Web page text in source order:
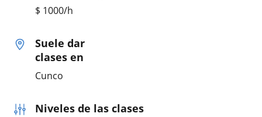
$ 1000/h
Suele dar
clases en
Cunco
Niveles de las clases